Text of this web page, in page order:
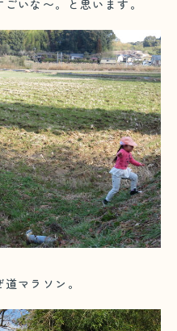
いな〜。と思います。
マラソン。